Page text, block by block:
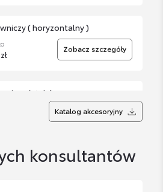
( horyzontalny )
Zobacz szczegóły
(stały)
Zobacz szczegóły
- wypinany poziomo (GR
Katalog akcesoryjny
konsultantów